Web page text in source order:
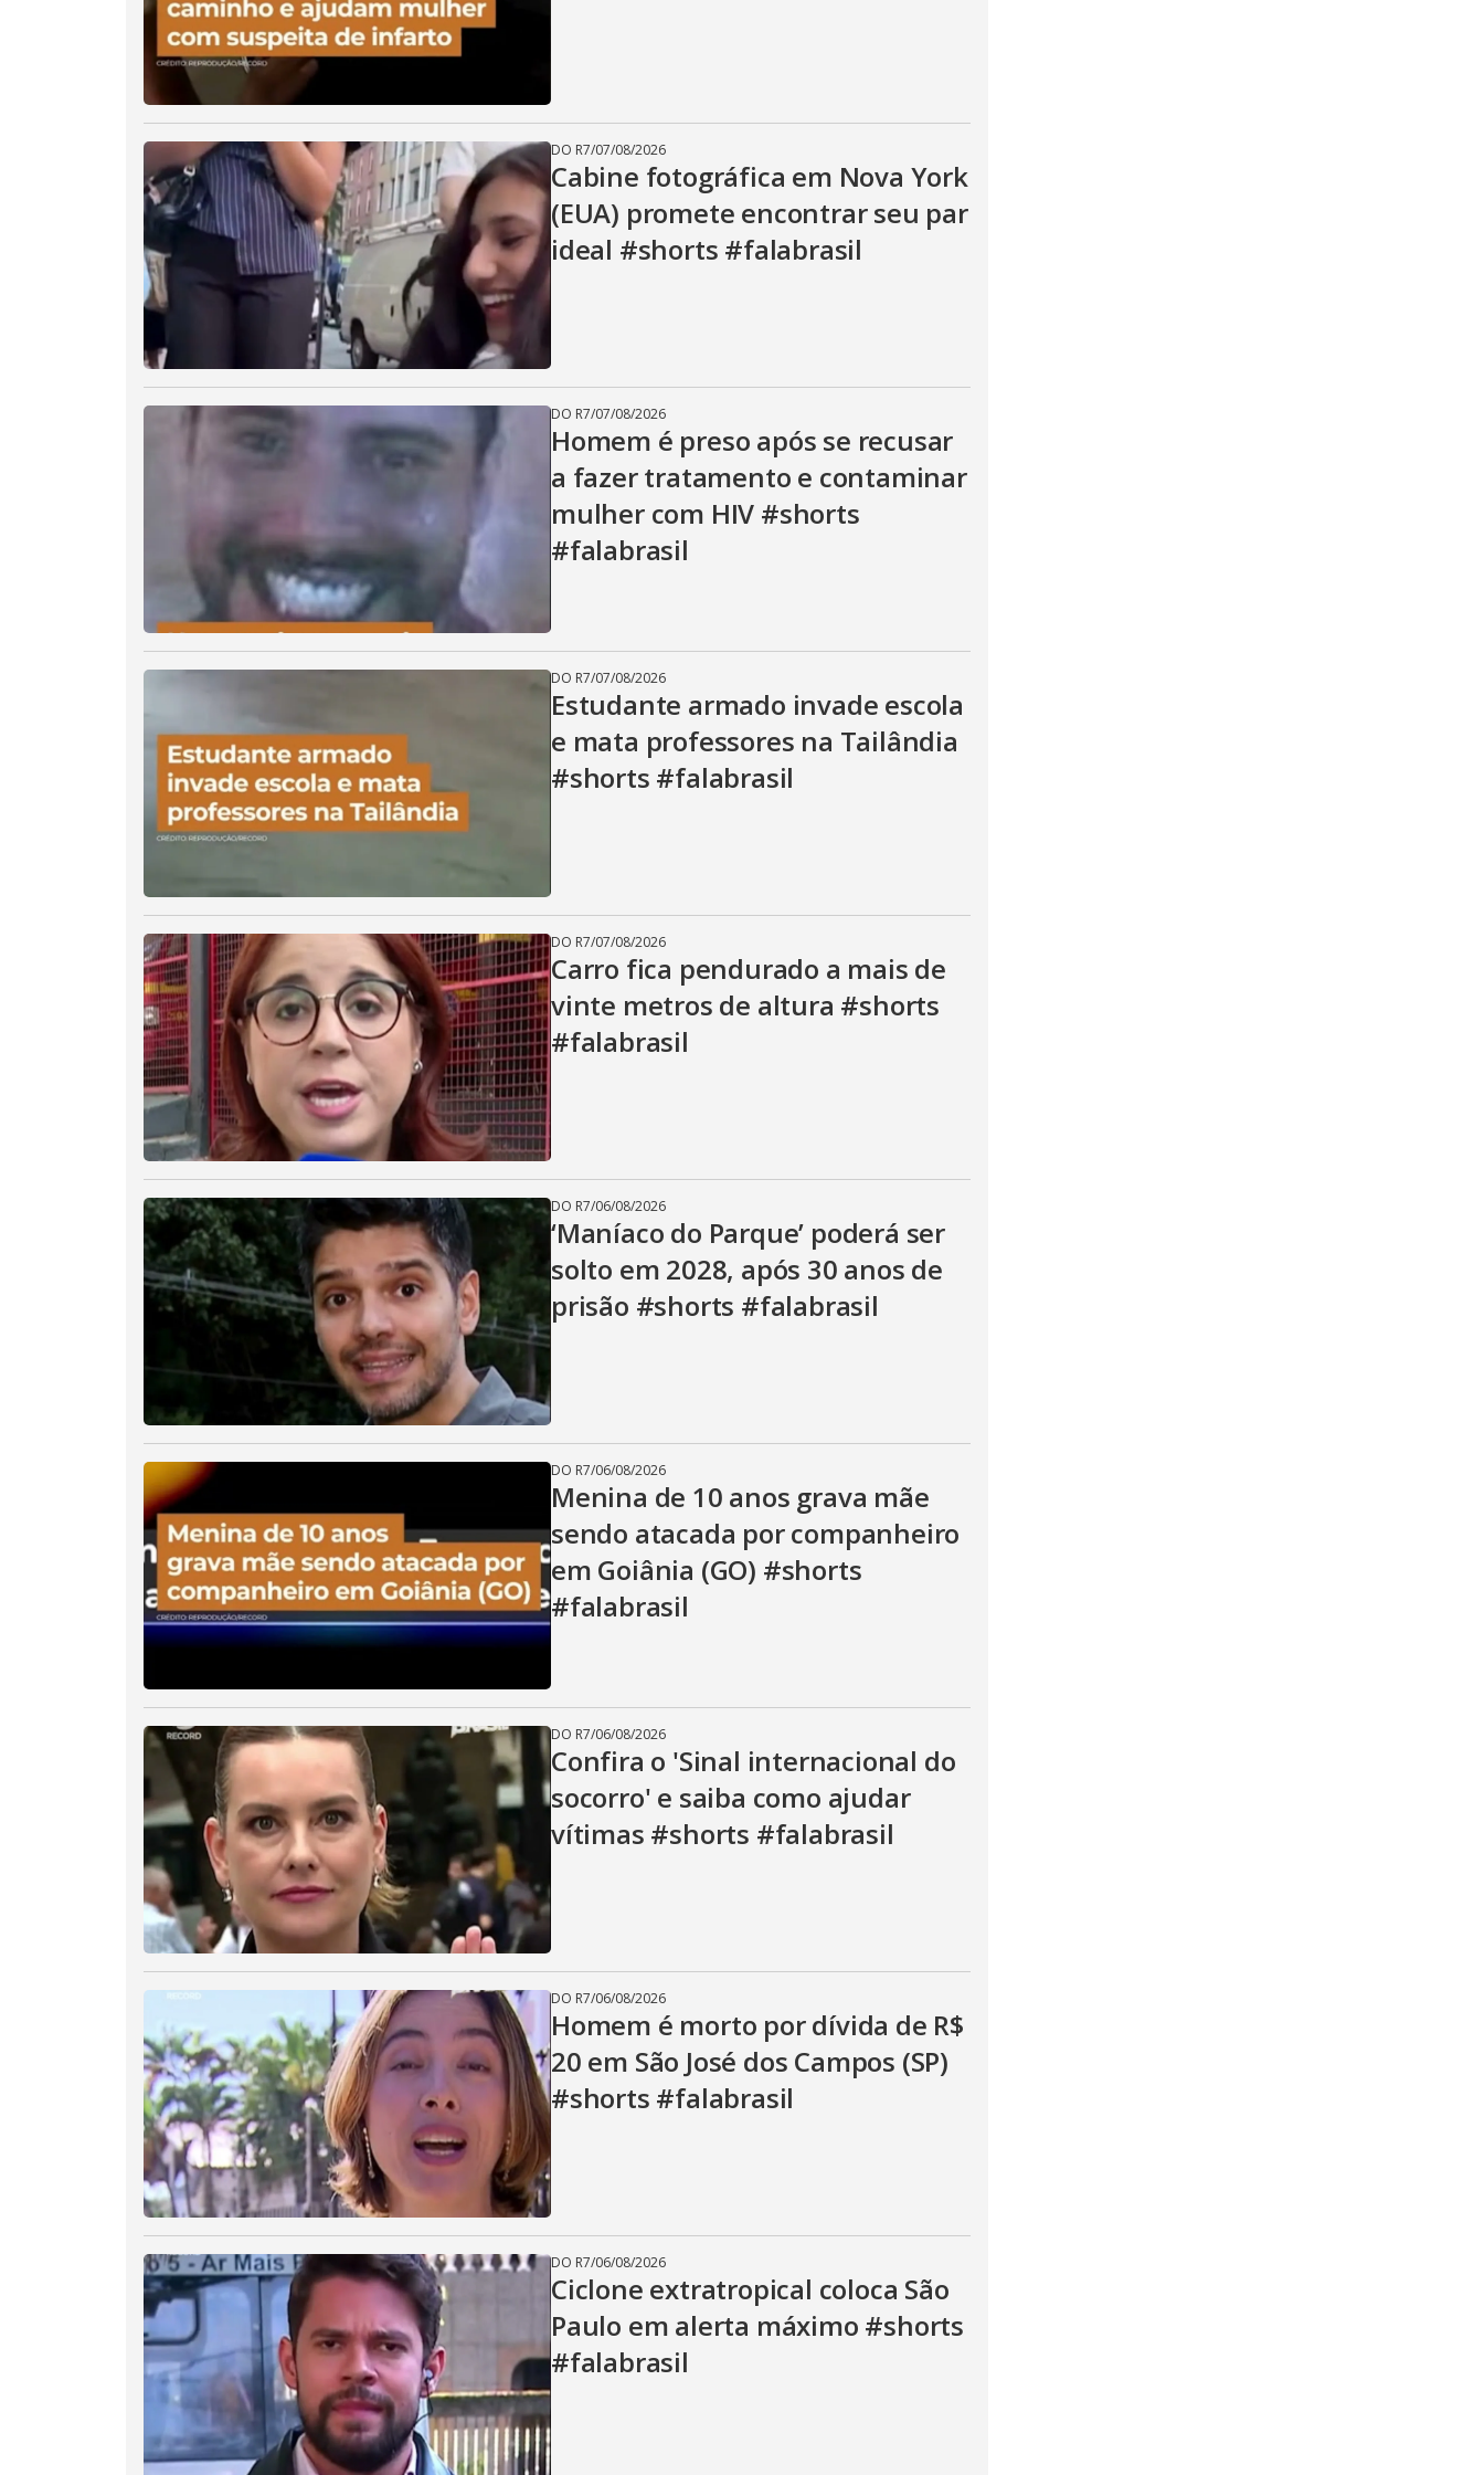
d
e
o
DO R7/07/08/2026
Cabine fotográfica em Nova York
(EUA) promete encontrar seu par
ideal #shorts #falabrasil
DO R7/07/08/2026
Homem é preso após se recusar
a fazer tratamento e contaminar
mulher com HIV #shorts
#falabrasil
DO R7/07/08/2026
Estudante armado invade escola
e mata professores na Tailândia
#shorts #falabrasil
DO R7/07/08/2026
Carro fica pendurado a mais de
vinte metros de altura #shorts
#falabrasil
DO R7/06/08/2026
‘Maníaco do Parque’ poderá ser
solto em 2028, após 30 anos de
prisão #shorts #falabrasil
DO R7/06/08/2026
Menina de 10 anos grava mãe
sendo atacada por companheiro
em Goiânia (GO) #shorts
#falabrasil
DO R7/06/08/2026
Confira o 'Sinal internacional do
socorro' e saiba como ajudar
vítimas #shorts #falabrasil
DO R7/06/08/2026
Homem é morto por dívida de R$
20 em São José dos Campos (SP)
#shorts #falabrasil
DO R7/06/08/2026
Ciclone extratropical coloca São
Paulo em alerta máximo #shorts
#falabrasil